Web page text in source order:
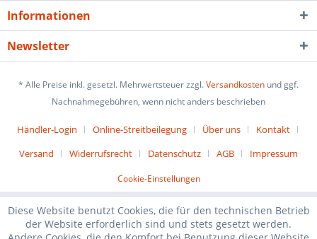
Informationen
Newsletter
* Alle Preise inkl. gesetzl. Mehrwertsteuer zzgl.Versandkosten und ggf.
Nachnahmegebühren, wenn nicht anders beschrieben
Händler-Login Online-Streitbeilegung Über uns
Kontakt
Versand
Widerrufsrecht Datenschutz AGB Impressum
Cookie-Einstellungen
Diese Website benutzt Cookies, die für den technischen Betrieb
der Website erforderlich sind und stets gesetzt werden.